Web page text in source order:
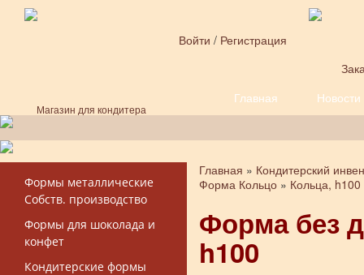
Перейти к основному содержанию
Магазин для кондитера
Войти / Регистрация
Главная
Новости
Форма поиска
Формы металлические
Собств. производство
Формы для шоколада и
конфет
Кондитерские формы
Вы здесь
Главная » Кондитерский
Форма Кольцо » Кольца,
Форма без
h100